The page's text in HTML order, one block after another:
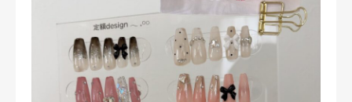
お客様の声